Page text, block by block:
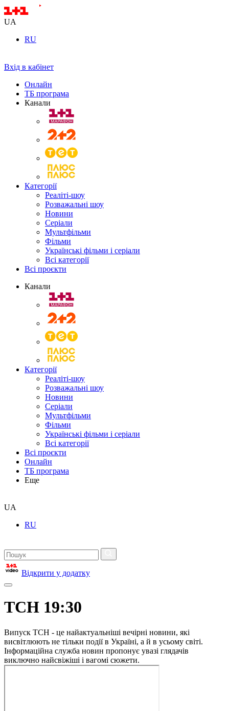
UA
RU
Вхід в кабінет
Онлайн
ТБ програма
Канали
Категорії
Реаліті-шоу
Розважальні шоу
Новини
Серіали
Мультфільми
Фільми
Українські фільми і серіали
Всі категорії
Всі проєкти
Канали
Категорії
Реаліті-шоу
Розважальні шоу
Новини
Серіали
Мультфільми
Фільми
Українські фільми і серіали
Всі категорії
Всі проєкти
Онлайн
ТБ програма
Еще
UA
RU
Відкрити у додатку
ТСН 19:30
Випуск ТСН - це найактуальніші вечірні новини, які
висвітлюють не тільки події в Україні, а й в усьому світі.
Інформаційна служба новин пропонує увазі глядачів
виключно найсвіжіші і вагомі сюжети.